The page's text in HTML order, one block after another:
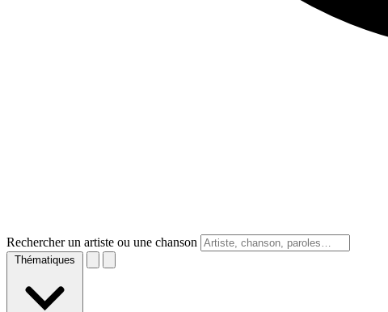
Rechercher un artiste ou une chanson
Thématiques